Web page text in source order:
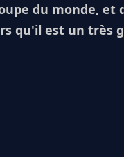
du monde, et
qu'il est un très